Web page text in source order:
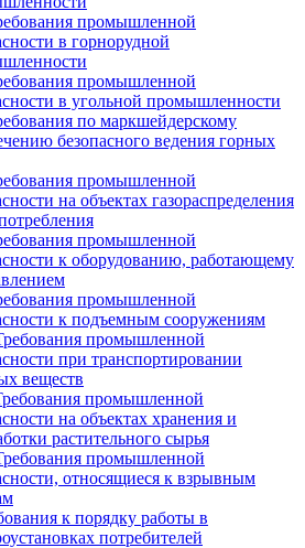
промышленной
в горнорудной
промышленной
в угольной промышленности
по маркшейдерскому
безопасного ведения горных
промышленной
на объектах газораспределения
промышленной
к оборудованию, работающему
промышленной
к подъемным сооружениям
промышленной
при транспортировании
веществ
промышленной
на объектах хранения и
растительного сырья
промышленной
относящиеся к взрывным
к порядку работы в
потребителей